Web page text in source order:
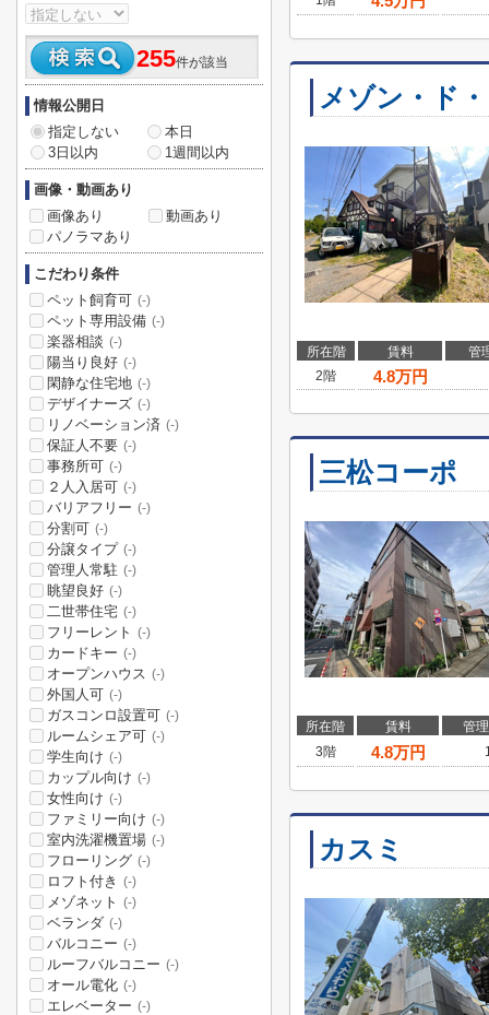
メゾン・ド
所在階 賃料
管
2階
4.8万円
三松コーポ
所在階 賃料
管
3階
4.8万円
カスミ
255件が該当
情報公開日
指定しない
本日
3日以内
1週間以内
画像・動画あり
画像あり
動画あり
パノラマあり
こだわり条件
ペット飼育可 (-)
ペット専用設備 (-)
楽器相談 (-)
陽当り良好 (-)
閑静な住宅地 (-)
デザイナーズ (-)
リノベーション済 (-)
保証人不要 (-)
事務所可 (-)
２人入居可 (-)
バリアフリー (-)
分割可 (-)
分譲タイプ (-)
管理人常駐 (-)
眺望良好 (-)
二世帯住宅 (-)
フリーレント (-)
カードキー (-)
オープンハウス (-)
外国人可 (-)
ガスコンロ設置可 (-)
ルームシェア可 (-)
学生向け (-)
カップル向け (-)
女性向け (-)
ファミリー向け (-)
室内洗濯機置場 (-)
フローリング (-)
ロフト付き (-)
メゾネット (-)
ベランダ (-)
バルコニー (-)
ルーフバルコニー (-)
オール電化 (-)
エレベーター (-)